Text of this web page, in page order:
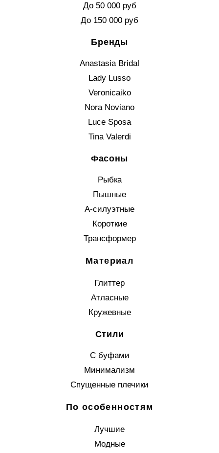
До 50 000 руб
До 150 000 руб
Бренды
Anastasia Bridal
Lady Lusso
Veronicaiko
Nora Noviano
Luce Sposa
Tina Valerdi
Фасоны
Рыбка
Пышные
А-силуэтные
Короткие
Трансформер
Материал
Глиттер
Атласные
Кружевные
Стили
С буфами
Минимализм
Спущенные плечики
По особенностям
Лучшие
Модные